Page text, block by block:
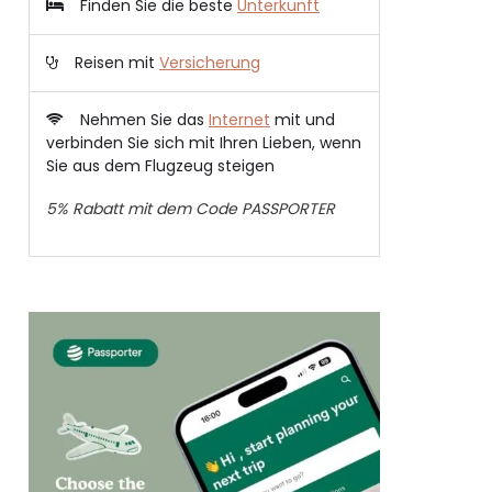
Finden Sie die beste Unterkunft
Reisen mit Versicherung
Nehmen Sie das Internet mit und
verbinden Sie sich mit Ihren Lieben, wenn
Sie aus dem Flugzeug steigen
5% Rabatt mit dem Code PASSPORTER